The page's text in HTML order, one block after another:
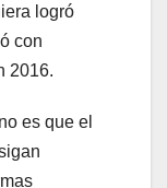
logró
con
2016.
es que el